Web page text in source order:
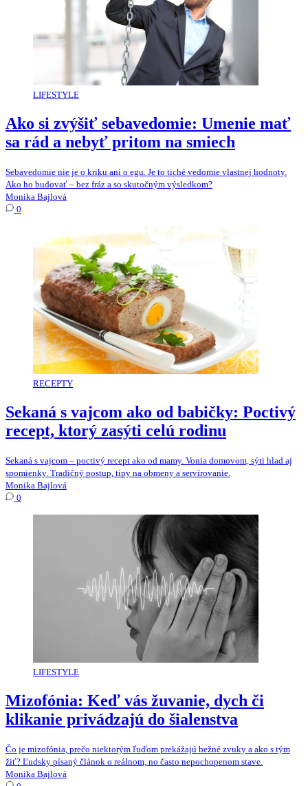
LIFESTYLE
Ako si zvýšiť sebavedomie: Umenie mať
sa rád a nebyť pritom na smiech
Sebavedomie nie je o kriku ani o egu. Je to tiché vedomie vlastnej hodnoty.
Ako ho budovať – bez fráz a so skutočným výsledkom?
Monika Bajlová
0
RECEPTY
Sekaná s vajcom ako od babičky: Poctivý
recept, ktorý zasýti celú rodinu
Sekaná s vajcom – poctivý recept ako od mamy. Vonia domovom, sýti hlad aj
spomienky. Tradičný postup, tipy na obmeny a servírovanie.
Monika Bajlová
0
LIFESTYLE
Mizofónia: Keď vás žuvanie, dych či
klikanie privádzajú do šialenstva
Čo je mizofónia, prečo niektorým ľuďom prekážajú bežné zvuky a ako s tým
žiť? Ľudsky písaný článok o reálnom, no často nepochopenom stave.
Monika Bajlová